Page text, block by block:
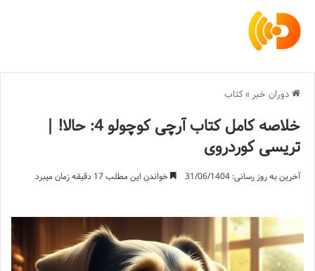
دوران خبر »کتاب
خلاصه کامل کتاب آرچی کوچولو 4: حالا! |
تریسی کوردروی
آخرین به روز رسانی: 31/06/1404 خواندن این مطلب 17 دقیقه زمان میبرد